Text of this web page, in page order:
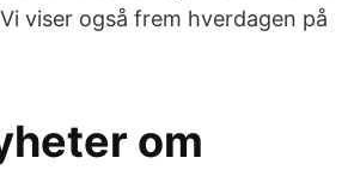
viser også frem hverdagen på
om